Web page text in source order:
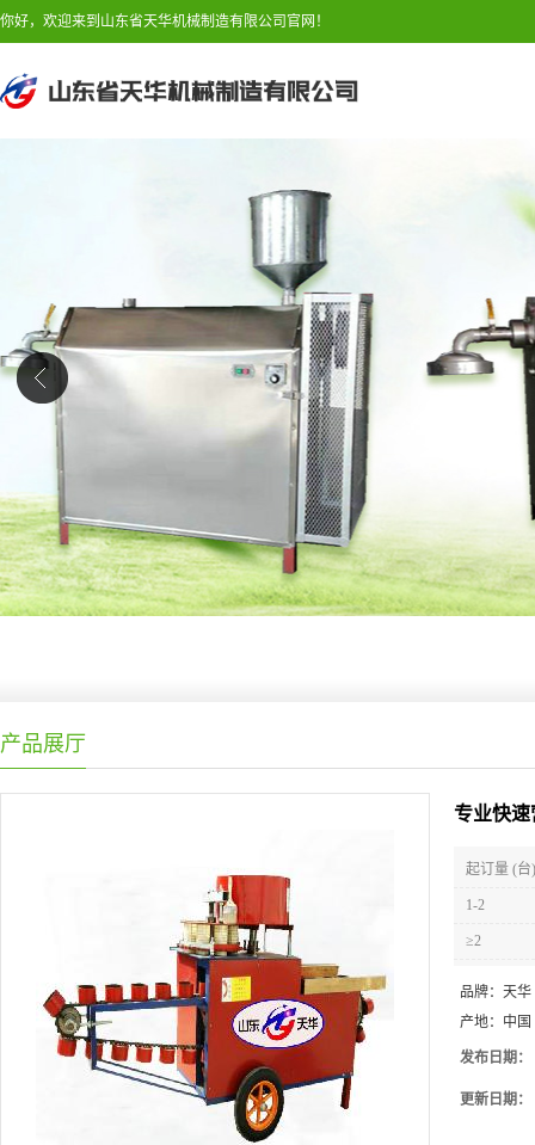
你好，欢迎来到山东省天华机械制造有限公司官网！
产品展厅
专业快速
起订量 (台)
1-2
≥2
品牌： 天华
产地： 中国
发布日期：
更新日期：